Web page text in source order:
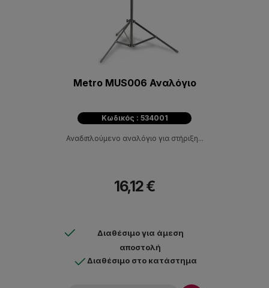
Metro MUS006 Αναλόγιο
Κωδικός : 534001
Αναδιπλούμενο αναλόγιο για στήριξη...
16,12 €
Διαθέσιμο για άμεση
αποστολή
Διαθέσιμο στο κατάστημα